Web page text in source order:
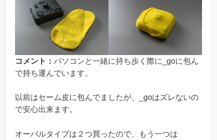
コメント： パソコンと一緒に持ち歩く際に_goに包ん
で持ち運んでいます。
以前はセーム皮に包んでましたが、_goはズレないの
で安心出来ます。
オーバルタイプは２つ買ったので、もう一つは